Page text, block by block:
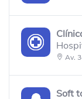
Av.
Soft